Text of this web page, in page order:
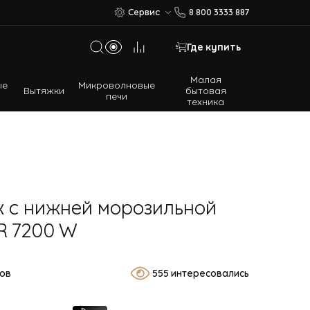
Сервис 8 800 3333 887
Где купить
Вытяжки Микроволновые
печи
Малая
бытовая
техника
Многодверные холодильники
с нижней морозильной
7200 W
555 интересовались